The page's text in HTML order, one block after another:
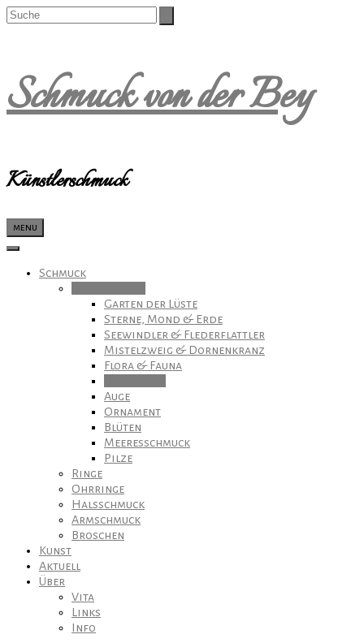
Schmuck von der Bey
Künstlerschmuck
menu
Schmuck
Garten der Lüste
Sterne, Mond & Erde
Seewindler & Flederflattler
Mistelzweig & Dornenkranz
Flora & Fauna
Auge
Ornament
Blüten
Meeresschmuck
Pilze
Ringe
Ohrringe
Halsschmuck
Armschmuck
Broschen
Kunst
Aktuell
Über
Vita
Links
Info